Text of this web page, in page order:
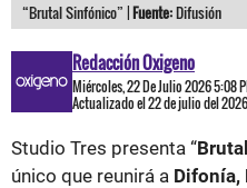
“Brutal Sinfónico” |Fuente:Difusión
Redacción Oxigeno
Miércoles, 22 De Julio 2026 5:08
Actualizado el 22 de julio del
Studio Tres presenta “
único que reunirá a Difonía,